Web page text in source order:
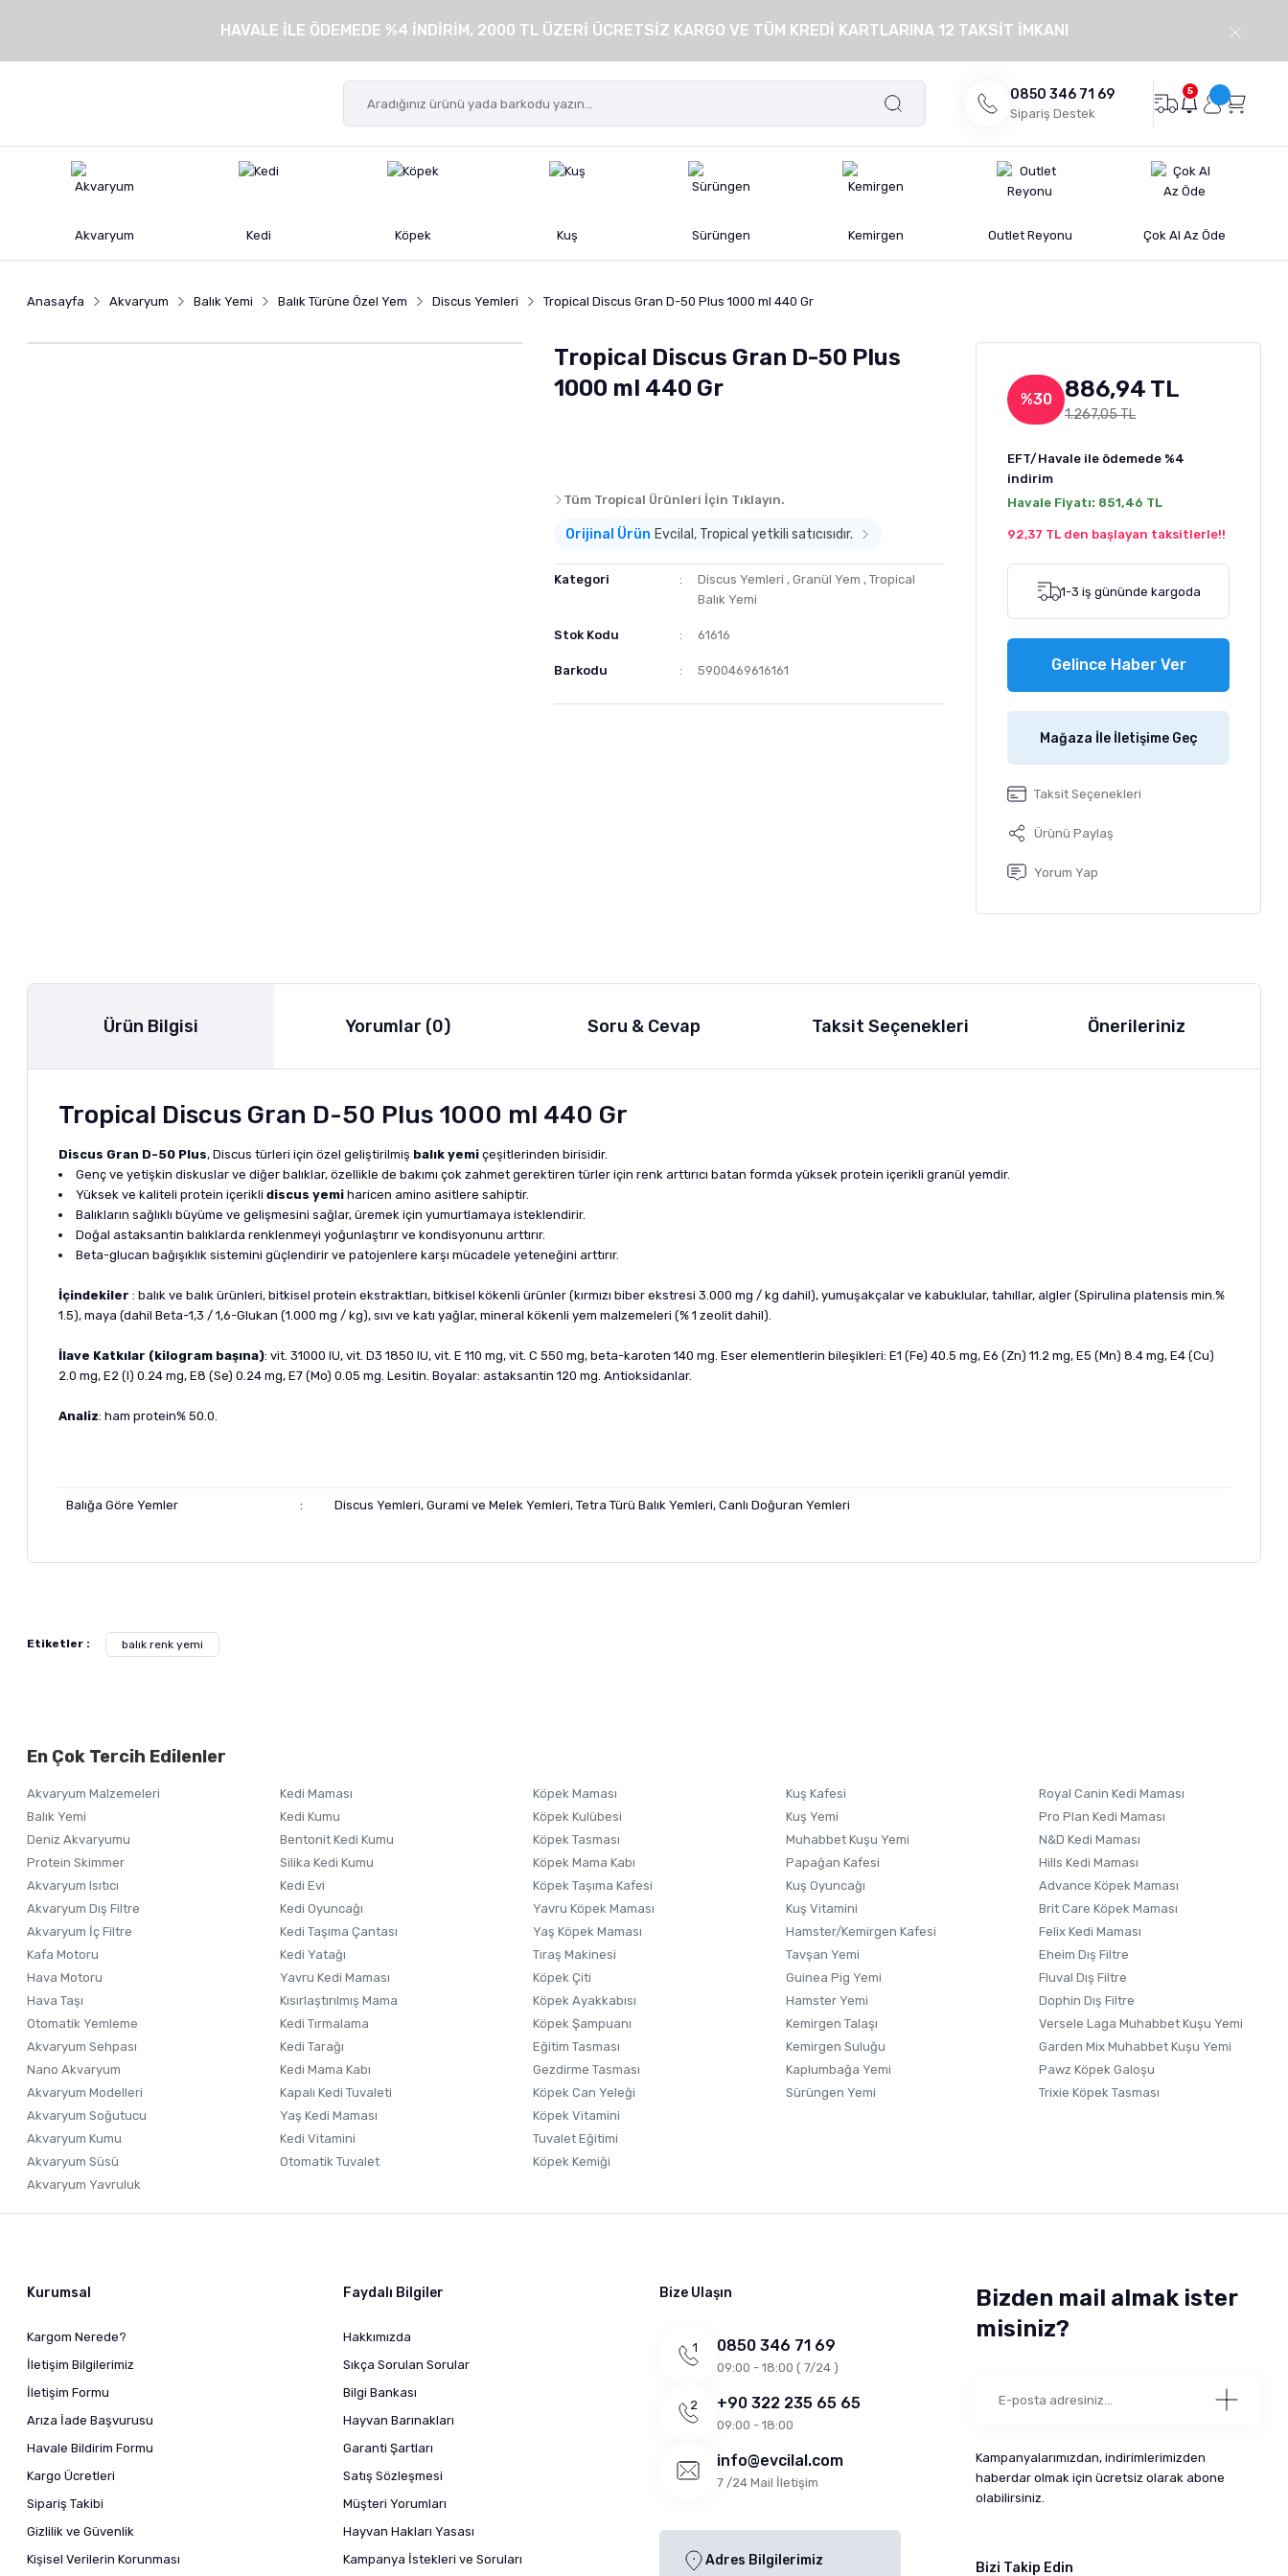
HAVALE İLE ÖDEMEDE %4 İNDİRİM, 2000 TL ÜZERİ ÜCRETSİZ KARGO VE TÜM KREDİ KARTLARINA 12 TAKSİT İMKANI
0850 346 71 69
Sipariş Destek
5
Akvaryum Kedi Köpek Kuş Sürüngen Kemirgen Outlet Reyonu Çok Al Az Öde
Anasayfa Akvaryum Balık Yemi Balık Türüne Özel Yem Discus Yemleri Tropical Discus Gran D-50 Plus 1000 ml 440 Gr
Tropical Discus Gran D-50 Plus
1000 ml 440 Gr
Tüm Tropical Ürünleri İçin Tıklayın.
Orijinal Ürün Evcilal, Tropical yetkili satıcısıdır.
Kategori Discus Yemleri , Granül Yem , Tropical
Balık Yemi
Stok Kodu 61616
Barkodu 5900469616161
%30 886,94 TL
1.267,05 TL
EFT/Havale ile ödemede %4
indirim
Havale Fiyatı: 851,46 TL
92,37 TL den başlayan taksitlerle!!
1-3 iş gününde kargoda
Gelince Haber Ver
Mağaza İle İletişime Geç
Taksit Seçenekleri
Ürünü Paylaş
Yorum Yap
Ürün Bilgisi Yorumlar (0) Soru & Cevap Taksit Seçenekleri Önerileriniz
Tropical Discus Gran D-50 Plus 1000 ml 440 Gr
Discus Gran D-50 Plus, Discus türleri için özel geliştirilmiş balık yemi çeşitlerinden birisidir.
Genç ve yetişkin diskuslar ve diğer balıklar, özellikle de bakımı çok zahmet gerektiren türler için renk arttırıcı batan formda yüksek protein içerikli granül yemdir.
Yüksek ve kaliteli protein içerikli discus yemi haricen amino asitlere sahiptir.
Balıkların sağlıklı büyüme ve gelişmesini sağlar, üremek için yumurtlamaya isteklendirir.
Doğal astaksantin balıklarda renklenmeyi yoğunlaştırır ve kondisyonunu arttırır.
Beta-glucan bağışıklık sistemini güçlendirir ve patojenlere karşı mücadele yeteneğini arttırır.
İçindekiler : balık ve balık ürünleri, bitkisel protein ekstraktları, bitkisel kökenli ürünler (kırmızı biber ekstresi 3.000 mg / kg dahil), yumuşakçalar ve kabuklular, tahıllar, algler (Spirulina platensis min.%
1.5), maya (dahil Beta-1,3 / 1,6-Glukan (1.000 mg / kg), sıvı ve katı yağlar, mineral kökenli yem malzemeleri (% 1 zeolit ​​dahil).
İlave Katkılar (kilogram başına): vit. 31000 IU, vit. D3 1850 IU, vit. E 110 mg, vit. C 550 mg, beta-karoten 140 mg. Eser elementlerin bileşikleri: E1 (Fe) 40.5 mg, E6 (Zn) 11.2 mg, E5 (Mn) 8.4 mg, E4 (Cu)
2.0 mg, E2 (I) 0.24 mg, E8 (Se) 0.24 mg, E7 (Mo) 0.05 mg. Lesitin. Boyalar: astaksantin 120 mg. Antioksidanlar.
Analiz: ham protein% 50.0.
Balığa Göre Yemler : Discus Yemleri, Gurami ve Melek Yemleri, Tetra Türü Balık Yemleri, Canlı Doğuran Yemleri
Ürün fiyatı diğer sitelerden daha pahalı.
Bu ürüne benzer farklı alternatifler olmalı.
Etiketler : balık renk yemi
En Çok Tercih Edilenler
Akvaryum Malzemeleri
Balık Yemi
Deniz Akvaryumu
Protein Skimmer
Akvaryum Isıtıcı
Akvaryum Dış Filtre
Akvaryum İç Filtre
Kafa Motoru
Hava Motoru
Hava Taşı
Otomatik Yemleme
Akvaryum Sehpası
Nano Akvaryum
Akvaryum Modelleri
Akvaryum Soğutucu
Akvaryum Kumu
Akvaryum Süsü
Akvaryum Yavruluk
Kedi Maması
Kedi Kumu
Bentonit Kedi Kumu
Silika Kedi Kumu
Kedi Evi
Kedi Oyuncağı
Kedi Taşıma Çantası
Kedi Yatağı
Yavru Kedi Maması
Kısırlaştırılmış Mama
Kedi Tırmalama
Kedi Tarağı
Kedi Mama Kabı
Kapalı Kedi Tuvaleti
Yaş Kedi Maması
Kedi Vitamini
Otomatik Tuvalet
Köpek Maması
Köpek Kulübesi
Köpek Tasması
Köpek Mama Kabı
Köpek Taşıma Kafesi
Yavru Köpek Maması
Yaş Köpek Maması
Tıraş Makinesi
Köpek Çiti
Köpek Ayakkabısı
Köpek Şampuanı
Eğitim Tasması
Gezdirme Tasması
Köpek Can Yeleği
Köpek Vitamini
Tuvalet Eğitimi
Köpek Kemiği
Kuş Kafesi
Kuş Yemi
Muhabbet Kuşu Yemi
Papağan Kafesi
Kuş Oyuncağı
Kuş Vitamini
Hamster/Kemirgen Kafesi
Tavşan Yemi
Guinea Pig Yemi
Hamster Yemi
Kemirgen Talaşı
Kemirgen Suluğu
Kaplumbağa Yemi
Sürüngen Yemi
Royal Canin Kedi Maması
Pro Plan Kedi Maması
N&D Kedi Maması
Hills Kedi Maması
Advance Köpek Maması
Brit Care Köpek Maması
Felix Kedi Maması
Eheim Dış Filtre
Fluval Dış Filtre
Dophin Dış Filtre
Versele Laga Muhabbet Kuşu Yemi
Garden Mix Muhabbet Kuşu Yemi
Pawz Köpek Galoşu
Trixie Köpek Tasması
Kurumsal
Kargom Nerede?
İletişim Bilgilerimiz
İletişim Formu
Arıza İade Başvurusu
Havale Bildirim Formu
Kargo Ücretleri
Sipariş Takibi
Gizlilik ve Güvenlik
Kişisel Verilerin Korunması
Faydalı Bilgiler
Hakkımızda
Sıkça Sorulan Sorular
Bilgi Bankası
Hayvan Barınakları
Garanti Şartları
Satış Sözleşmesi
Müşteri Yorumları
Hayvan Hakları Yasası
Kampanya İstekleri ve Soruları
Bize Ulaşın
0850 346 71 69
09:00 - 18:00 ( 7/24 )
+90 322 235 65 65
09:00 - 18:00
info@evcilal.com
7 /24 Mail İletişim
Adres Bilgilerimiz
Bizden mail almak ister
misiniz?
Kampanyalarımızdan, indirimlerimizden
haberdar olmak için ücretsiz olarak abone
olabilirsiniz.
Bizi Takip Edin